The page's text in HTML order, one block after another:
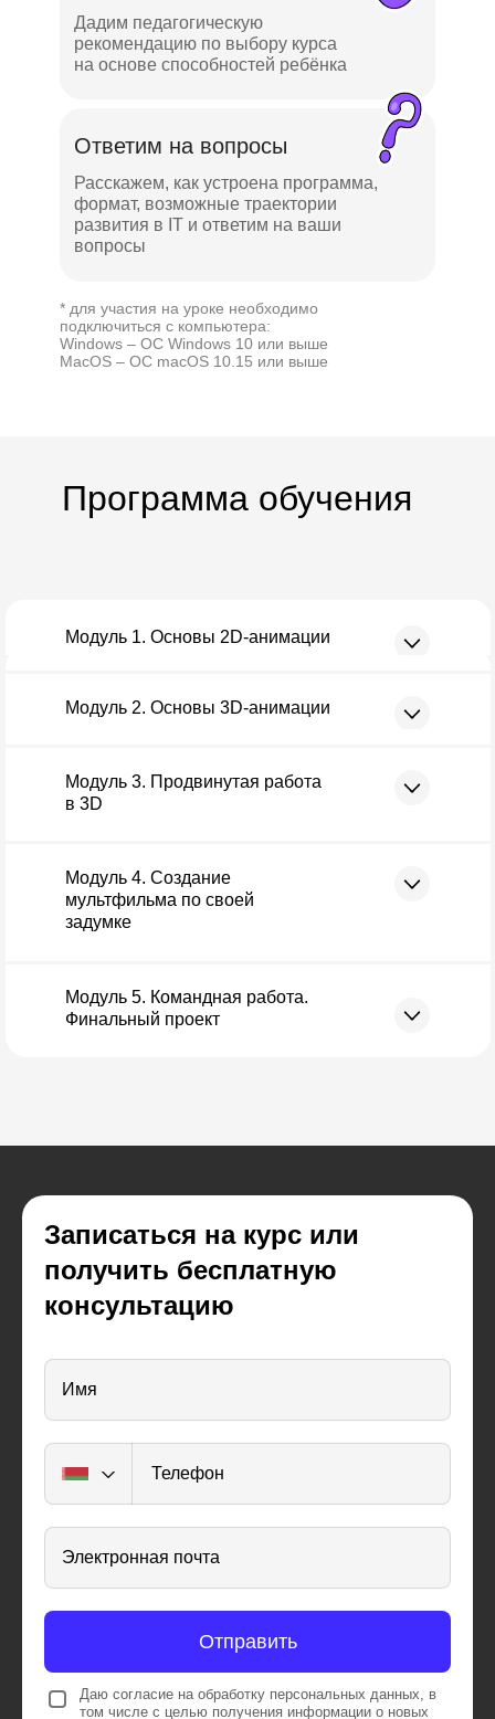
* для участия на уроке необходимо
подключиться с компьютера:
Windows – ОС Windows 10 или выше
MacOS – ОС macOS 10.15 или выше
Дадим педагогическую
рекомендацию по выбору курса
на основе способностей ребёнка
Ответим на вопросы
Расскажем, как устроена программа,
формат, возможные траектории
развития в IT и ответим на ваши
вопросы
Программа обучения
Модуль 1. Основы 2D-анимации
Модуль 2. Основы 3D-анимации
Модуль 3. Продвинутая работа
в 3D
Модуль 4. Создание
мультфильма по своей
задумке
Модуль 5. Командная работа.
Финальный проект
Записаться на курс или
получить бесплатную
консультацию
Имя
Телефон
Электронная почта
Отправить
Даю согласие на обработку персональных данных, в
том числе с целью получения информации о новых